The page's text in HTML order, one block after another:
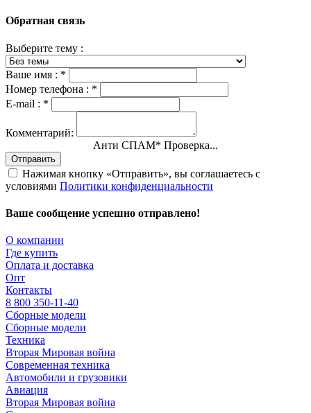
Обратная связь
Выберите тему :
Ваше имя : *
Номер телефона : *
E-mail : *
Комментарий:
Анти СПАМ* Проверка...
Отправить
Нажимая кнопку «Отправить», вы соглашаетесь с
условиями Политики конфиденциальности
Ваше сообщение успешно отправлено!
О компании
Где купить
Оплата и доставка
Опт
Контакты
8 800 350-11-40
Сборные модели
Сборные модели
Техника
Вторая Мировая война
Современная техника
Автомобили и грузовики
Авиация
Вторая Мировая война